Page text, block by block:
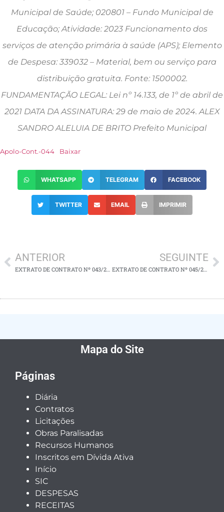
Municipal de Saúde; 020801 – Fundo Municipal de
Educação; Atividade: 2023 Funcionamento dos
serviços de atenção primária à saúde (APS); Elemento
de Despesa: 339032 – Material, bem ou serviço para
distribuição gratuita. Fonte: 1500002.
FUNDAMENTAÇÃO LEGAL: Lei nº 14.133, de 1º de abril de
2021 DATA DA ASSINATURA: 29 de maio de 2024. ALEX
SANDRO ALELUIA DE BRITO Prefeito Municipal
Apolo-Cont.-044 Baixar
WHATSAPP TELEGRAM FACEBOOK
TWITTER EMAIL IMPRIMIR
ANTERIOR
EXTRATO DE CONTRATO Nº 043/2024
SEGUINTE
EXTRATO DE CONTRATO Nº 045/2024
Mapa do Site
Páginas
Diária
Contratos
Licitações
Obras Paralisadas
Recursos Humanos
Inscritos em Dívida Ativa
Início
SIC
DESPESAS
RECEITAS